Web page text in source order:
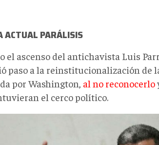
ACTUAL PARÁLISIS
el ascenso del antichavista Luis
paso a la reinstitucionalización de
por Washington, al no reconocerlo
el cerco político.